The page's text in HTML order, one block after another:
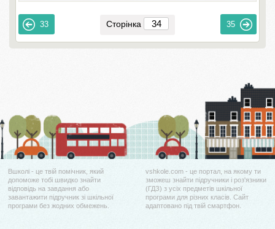
33 Сторінка 35
Вшколі - це твій помічник, який
допоможе тобі швидко знайти
відповідь на завдання або
завантажити підручник зі шкільної
програми без жодних обмежень.
vshkole.com - це портал, на якому ти
зможеш знайти підручники і роз'язники
(ГДЗ) з усіх предметів шкільної
програми для різних класів. Сайт
адаптовано під твій смартфон.